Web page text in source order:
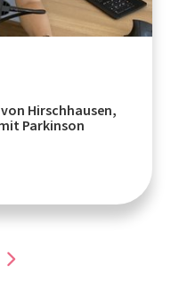
Hirschhausen,
Parkinson